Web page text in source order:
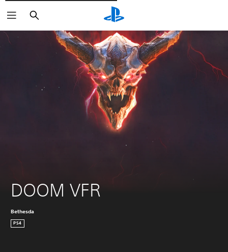
Cerca
DOOM VFR
Bethesda
PS4